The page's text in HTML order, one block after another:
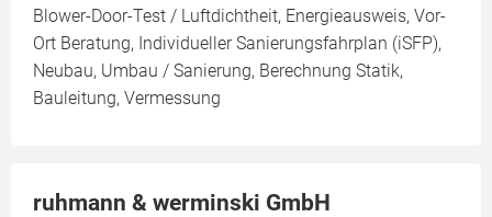
Blower-Door-Test / Luftdichtheit, Energieausweis, Vor-
Ort Beratung, Individueller Sanierungsfahrplan (iSFP),
Neubau, Umbau / Sanierung, Berechnung Statik,
Bauleitung, Vermessung
ruhmann & werminski GmbH